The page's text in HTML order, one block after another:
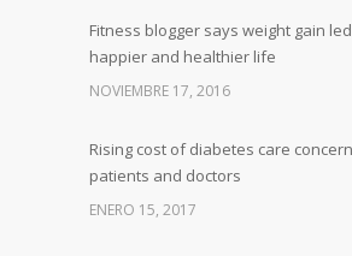
Fitness blogger says weight gain
happier and healthier life
NOVIEMBRE 17, 2016
Rising cost of diabetes care
patients and doctors
ENERO 15, 2017